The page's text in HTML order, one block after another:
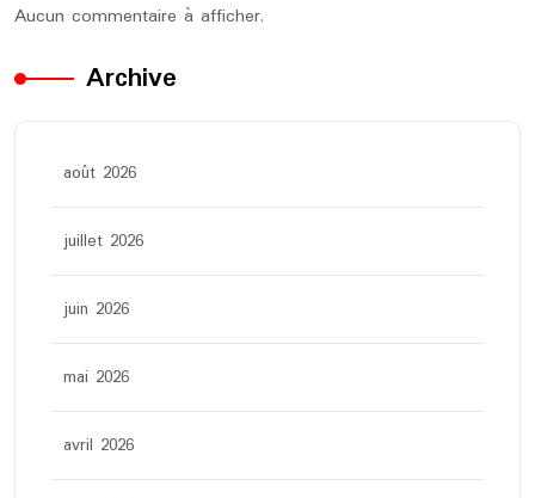
Aucun commentaire à afficher.
Archive
août 2026
juillet 2026
juin 2026
mai 2026
avril 2026